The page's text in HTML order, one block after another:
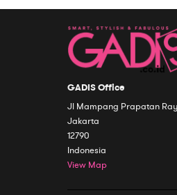
GADIS Office
Jl Mampang Prapatan
Jakarta
12790
Indonesia
View Map